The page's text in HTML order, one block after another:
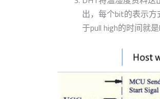
出，每个bit的表示方
于pull high的时间就